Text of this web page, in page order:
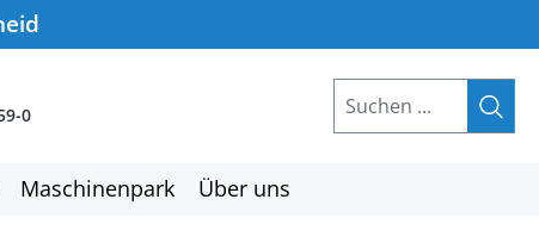
0
Maschinenpark Über uns